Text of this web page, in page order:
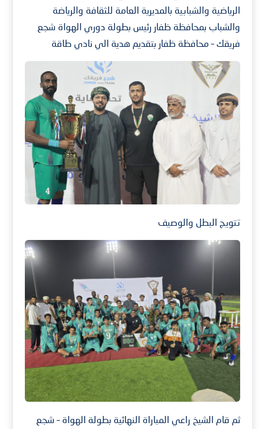
الرياضية والشبابية بالمديرية العامة للثقافة والرياضة
والشباب بمحافظة ظفار رئيس بطولة دوري الهواة شجع
فريقك – محافظة ظفار بتقديم هدية الي نادي طاقة
تتويج البطل والوصيف
ثم قام الشيخ راعي المباراة النهائية بطولة الهواة – شجع